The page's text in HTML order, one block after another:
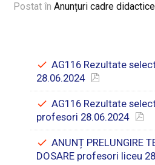
Postat înAnunțuri cadre didactice
AG116 Rezultate
28.06.2024
AG116 Rezultate
profesori 28.06.2024
ANUNȚ PRELUNGIRE
DOSARE profesori liceu